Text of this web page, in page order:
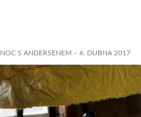
NOC S ANDERSENEM – 6. DUBNA 2017